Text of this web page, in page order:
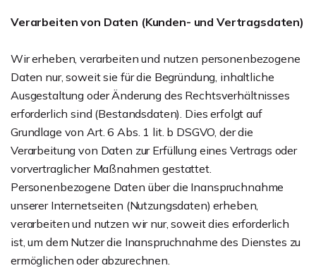
Verarbeiten von Daten (Kunden- und Vertragsdaten)
Wir erheben, verarbeiten und nutzen personenbezogene
Daten nur, soweit sie für die Begründung, inhaltliche
Ausgestaltung oder Änderung des Rechtsverhältnisses
erforderlich sind (Bestandsdaten). Dies erfolgt auf
Grundlage von Art. 6 Abs. 1 lit. b DSGVO, der die
Verarbeitung von Daten zur Erfüllung eines Vertrags oder
vorvertraglicher Maßnahmen gestattet.
Personenbezogene Daten über die Inanspruchnahme
unserer Internetseiten (Nutzungsdaten) erheben,
verarbeiten und nutzen wir nur, soweit dies erforderlich
ist, um dem Nutzer die Inanspruchnahme des Dienstes zu
ermöglichen oder abzurechnen.